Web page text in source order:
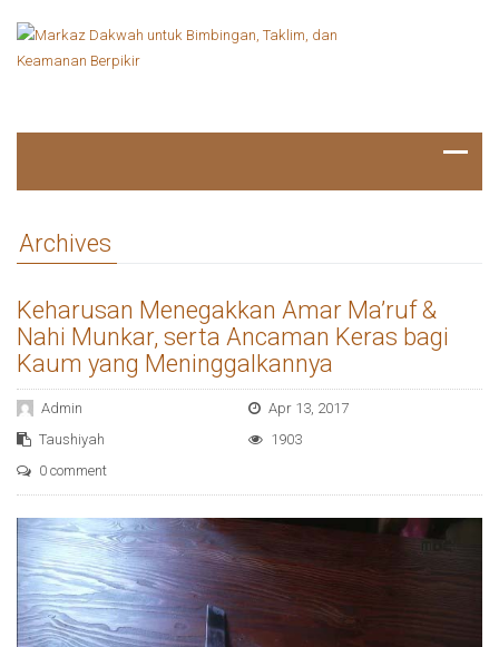
Archives
Keharusan Menegakkan Amar Ma’ruf &
Nahi Munkar, serta Ancaman Keras bagi
Kaum yang Meninggalkannya
Admin
Apr 13, 2017
Taushiyah
1903
0 comment